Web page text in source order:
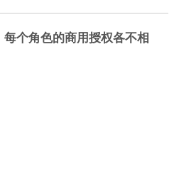
每个角色的商用授权各不相